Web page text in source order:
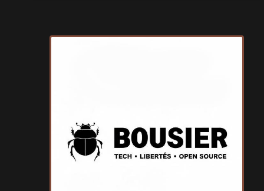
SALONS & CONVENTIONS GEEKS
le 27 septembre 2026 - à Reims
CULTURE JAPONAISE ET OTAKU